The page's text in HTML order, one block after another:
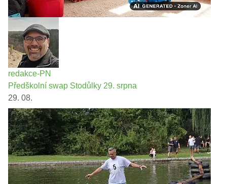
redakce-PN
Předškolní swap Stodůlky 29. srpna
29. 08.